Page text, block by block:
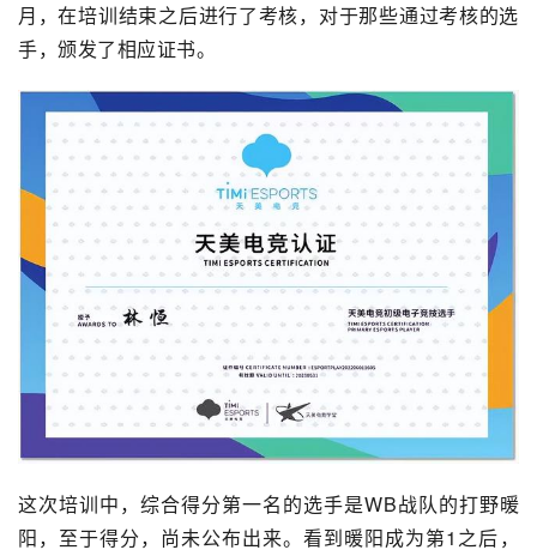
月，在培训结束之后进行了考核，对于那些通过考核的选
手，颁发了相应证书。
这次培训中，综合得分第一名的选手是WB战队的打野暖
阳，至于得分，尚未公布出来。看到暖阳成为第1之后，